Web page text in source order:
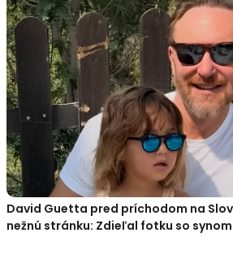
David Guetta pred príchodom na
nežnú stránku: Zdieľal fotku so synom